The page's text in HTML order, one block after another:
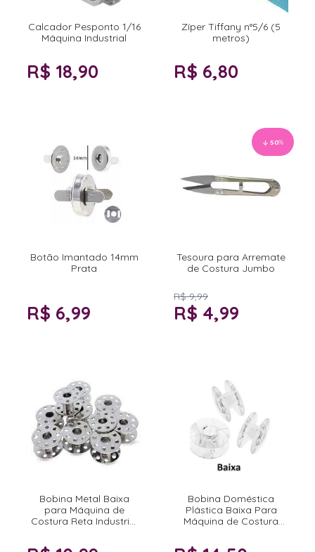
Calcador Pesponto 1/16
Máquina Industrial
R$ 18,90
Zíper Tiffany n°5/6 (5
metros)
R$ 6,80
Botão Imantado 14mm
Prata
R$ 6,99
50%
Tesoura para Arremate
de Costura Jumbo
R$ 9,99
R$ 4,99
Bobina Metal Baixa
para Máquina de
Costura Reta Industrial
Bobina Doméstica
Plástica Baixa Para
Máquina de Costura